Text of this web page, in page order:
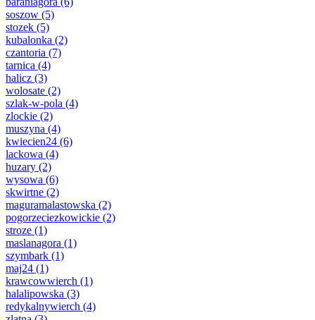
soszow (5)
stozek (5)
kubalonka (2)
czantoria (7)
tarnica (4)
halicz (3)
wolosate (2)
szlak-w-pola (4)
zlockie (2)
muszyna (4)
kwiecien24 (6)
lackowa (4)
huzary (2)
wysowa (6)
skwirtne (2)
maguramalastowska (2)
pogorzeciezkowickie (2)
stroze (1)
maslanagora (1)
szymbark (1)
maj24 (1)
krawcowwierch (1)
halalipowska (3)
redykalnywierch (4)